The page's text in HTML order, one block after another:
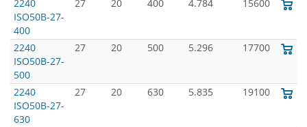
2240
ISO50B-27-
400
27 20 400 4.784 15600
2240
ISO50B-27-
500
27 20 500 5.296 17700
2240
ISO50B-27-
630
27 20 630 5.835 19100